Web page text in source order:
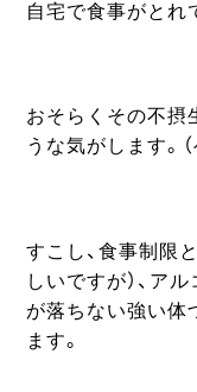
自宅で食事がとれ
おそらくその不摂
うな気がします。（
すこし、食事制限
しいですが）、ア
が落ちない強い体
ます。